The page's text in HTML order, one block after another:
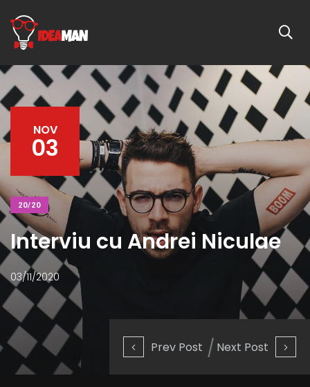
Prev Post Next Post
NOV
03
20/20
Interviu cu Andrei Niculae
03/11/2020